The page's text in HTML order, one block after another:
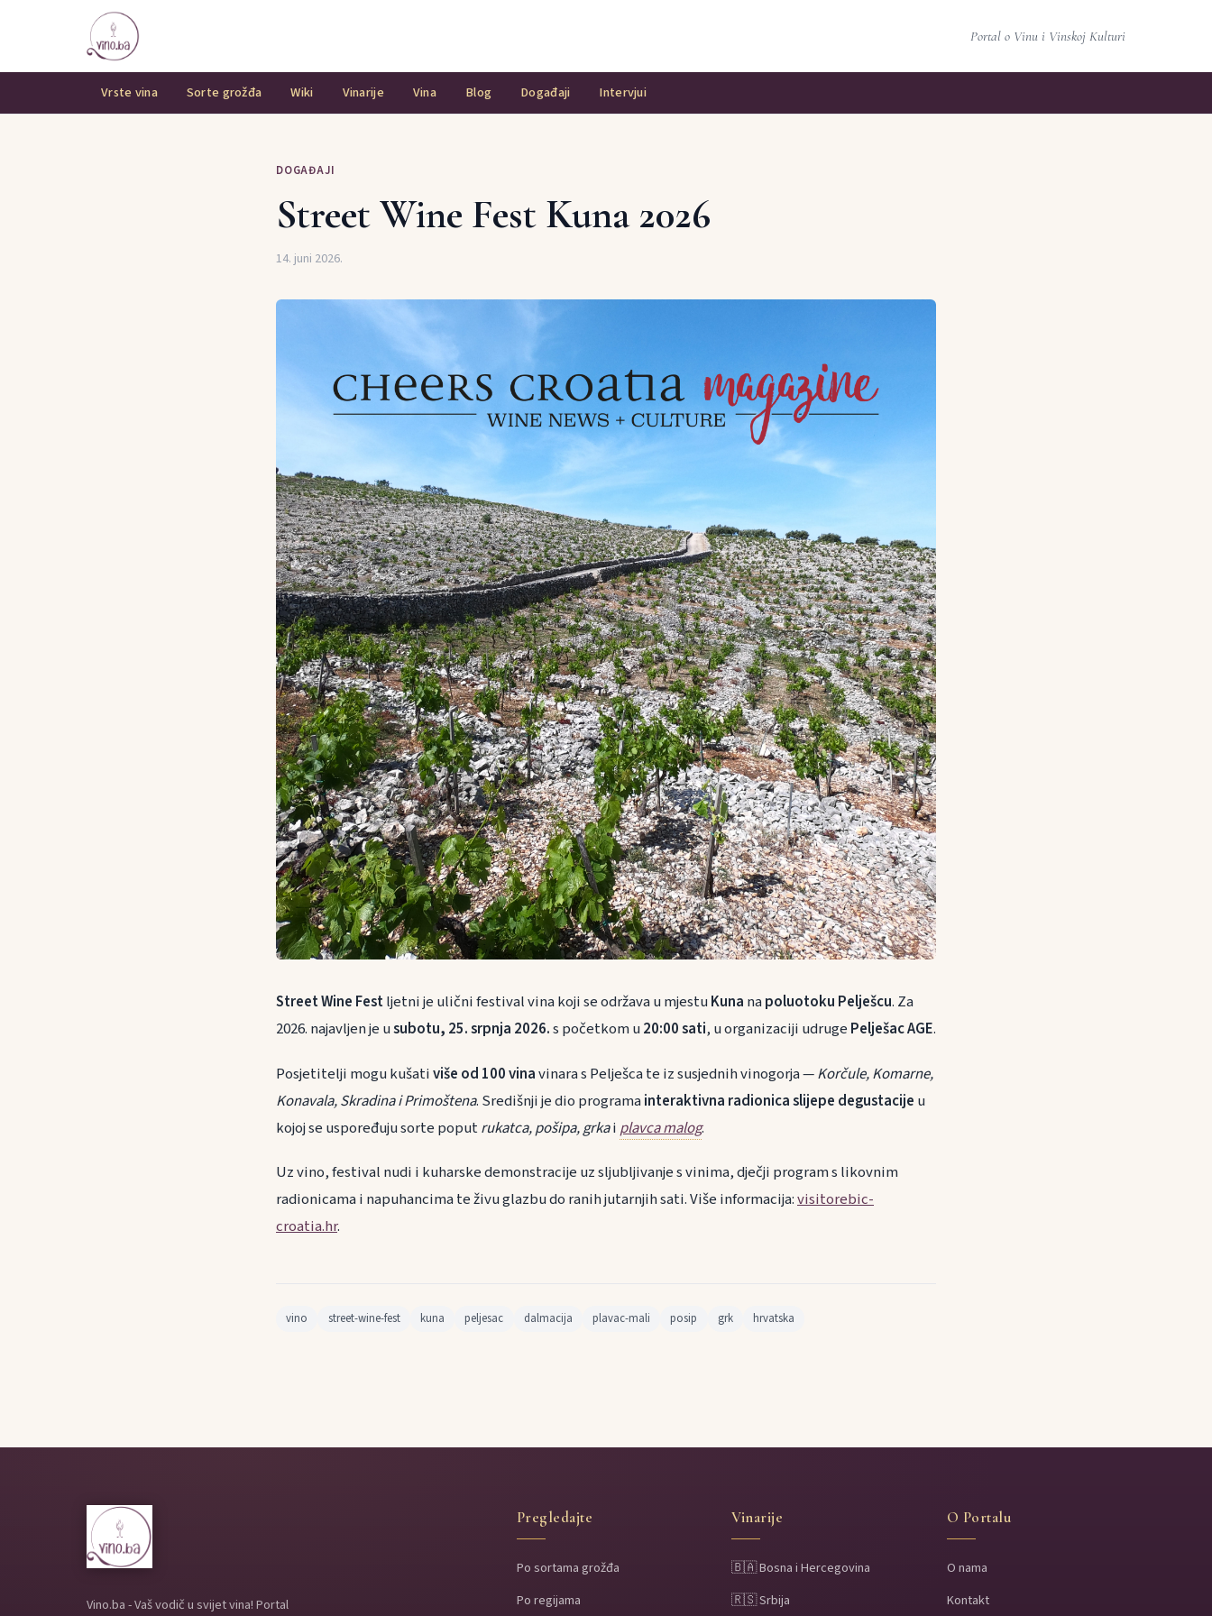
Portal o Vinu i Vinskoj Kulturi
Vrste vina Sorte grožđa Wiki Vinarije Vina Blog Događaji Intervjui
DOGAĐAJI
Street Wine Fest Kuna 2026
14. juni 2026.
Street Wine Festljetni je ulični festival vina koji se održava u mjestuKuna napoluotoku Pelješcu. Za
2026. najavljen je usubotu, 25. srpnja 2026.s početkom u20:00 sati, u organizaciji udruge Pelješac AGE.
Posjetitelji mogu kušativiše od 100 vinavinara s Pelješca te iz susjednih vinogorja —Korčule, Komarne,
Konavala, Skradina i Primoštena. Središnji je dio programainteraktivna radionica slijepe degustacije u
kojoj se uspoređuju sorte poputrukatca, pošipa, grkai plavca malog.
Uz vino, festival nudi i kuharske demonstracije uz sljubljivanje s vinima, dječji program s likovnim
radionicama i napuhancima te živu glazbu do ranih jutarnjih sati. Više informacija:visitorebic-
croatia.hr.
vino street-wine-fest kuna peljesac dalmacija plavac-mali posip grk hrvatska
Vino.ba - Vaš vodič u svijet vina! Portal
Pregledajte
Po sortama grožđa
Po regijama
Vinarije
🇧🇦 Bosna i Hercegovina
🇷🇸 Srbija
O Portalu
O nama
Kontakt